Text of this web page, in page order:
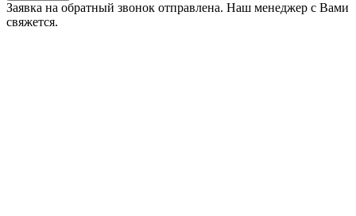
Заявка на обратный звонок отправлена. Наш менеджер с Вами
свяжется.